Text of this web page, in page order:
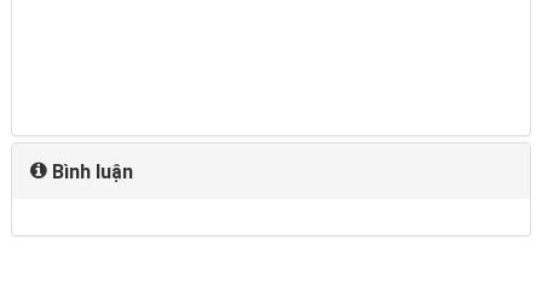
Bình luận